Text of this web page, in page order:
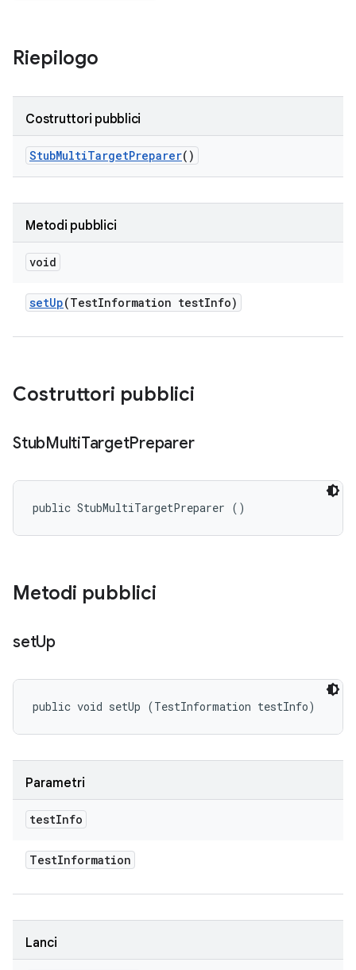
Riepilogo
Costruttori pubblici
StubMultiTargetPreparer()
Metodi pubblici
void
setUp(TestInformation testInfo)
Costruttori pubblici
StubMultiTargetPreparer
public StubMultiTargetPreparer ()
Metodi pubblici
setUp
public void setUp (TestInformation testInfo)
Parametri
testInfo
TestInformation
Lanci